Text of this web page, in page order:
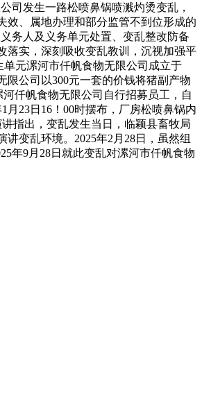
司发生一路松喷鼻锅喷溅灼烫变乱，
效、属地办理和部分监管不到位形成的
务人及义务单元处置、变乱整改防备
落实，深刻吸收变乱教训，沉视加强平
元漯河市仟帆食物无限公司成立于
限公司以300元一套的价钱将猪副产物
仟帆食物无限公司自行招募员工，自
23日16！00时摆布，厂房松喷鼻锅内
指出，变乱发生当日，临颖县畜牧局
变乱环境。2025年2月28日，虽然组
年9月28日就此变乱对漯河市仟帆食物